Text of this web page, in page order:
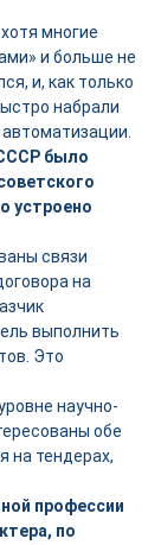
многие
и больше не
и, как только
набрали
было
устроено
связи
на
выполнить
Это
научно-
обе
на тендерах,
профессии
по